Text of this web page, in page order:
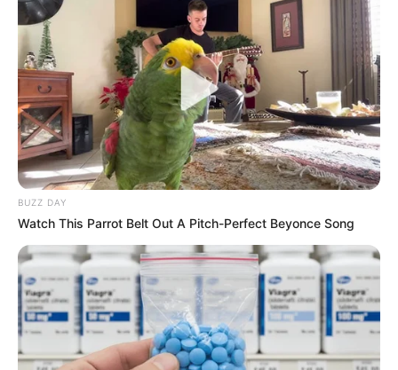
8 Conspiracies That Turned Out To Be True
BRAINBERRIES
BUZZ DAY
Watch This Parrot Belt Out A Pitch-Perfect Beyonce Song